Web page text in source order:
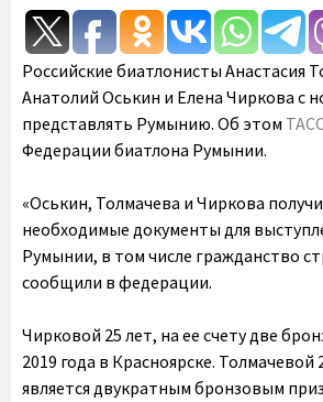
Российские биатлонисты Анастасия
Анатолий Оськин и Елена Чиркова с
представлять Румынию. Об этом
Федерации биатлона Румынии.
«Оськин, Толмачева и Чиркова
необходимые документы для
Румынии, в том числе гражданство
сообщили в федерации.
Чирковой 25 лет, на ее счету две
2019 года в Красноярске. Толмачевой
является двукратным бронзовым